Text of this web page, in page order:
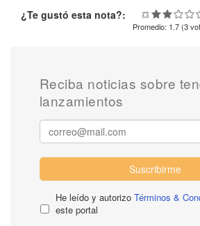
¿Te gustó esta nota?:
Promedio: 1.7 (3
Reciba noticias sobre
lanzamientos
Suscribirme
He leído y autorizo Términos &
este portal